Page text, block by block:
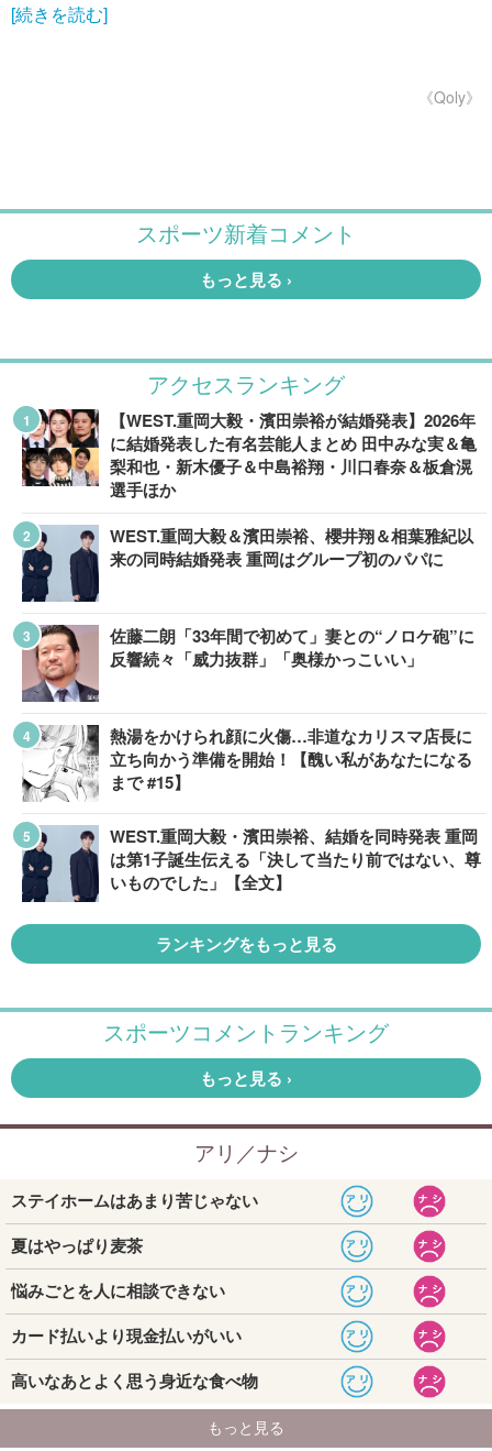
[続きを読む]
《Qoly》
アクセスランキング
【WEST.重岡大毅・濱田崇裕が結婚発表】2026年
に結婚発表した有名芸能人まとめ 田中みな実＆亀
梨和也・新木優子＆中島裕翔・川口春奈＆板倉滉
選手ほか
WEST.重岡大毅＆濱田崇裕、櫻井翔＆相葉雅紀以
来の同時結婚発表 重岡はグループ初のパパに
佐藤二朗「33年間で初めて」妻との“ノロケ砲”に
反響続々「威力抜群」「奥様かっこいい」
熱湯をかけられ顔に火傷…非道なカリスマ店長に
立ち向かう準備を開始！【醜い私があなたになる
まで #15】
WEST.重岡大毅・濱田崇裕、結婚を同時発表 重岡
は第1子誕生伝える「決して当たり前ではない、尊
いものでした」【全文】
ランキングをもっと見る